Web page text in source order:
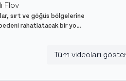
Tüm videoları
Flov
sırt ve göğüs bölgelerine
rahatlatacak bir yoga